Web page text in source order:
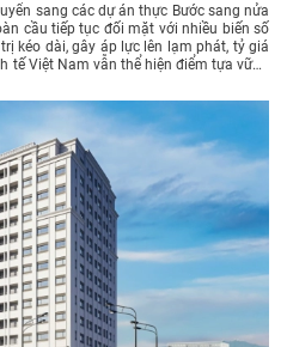
sang các dự án thực Bước sang nửa
cầu tiếp tục đối mặt với nhiều biến số
kéo dài, gây áp lực lên lạm phát, tỷ giá
tế Việt Nam vẫn thể hiện điểm tựa vững
sản ngày càng hoàn thiện. Theo báo
cứu Kinh tế - tài chính - bất động
mặt bằng lãi suất vay mua bất động sản
năm trong 6 tháng cuối năm 2026.
trở nên thận trọng hơn, giảm các
ngắn hạn. Đánh giá từ VIS Rating
bất động sản đáo hạn trong nửa
tỷ đồng. Đây được xem là thước đo
năng lực tài chính, đồng thời thúc đẩy
ưu tiên chọn lọc các sản phẩm thấp
pháp lý chuẩn chỉnh và được phát
không rút khỏi thị trường mà đang dịch
bạch, hạ tầng kết nối thuận tiện, giá trị
vững và chủ đầu tư uy tín, thay vì các